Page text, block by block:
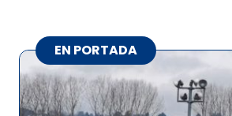
EN PORTADA